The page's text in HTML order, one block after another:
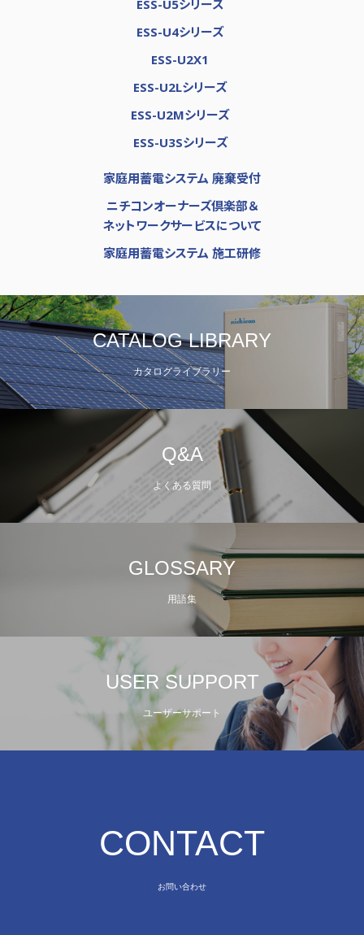
ESS-U5シリーズ
ESS-U4シリーズ
ESS-U2X1
ESS-U2Lシリーズ
ESS-U2Mシリーズ
ESS-U3Sシリーズ
家庭用蓄電システム 廃棄受付
ニチコンオーナーズ倶楽部＆
ネットワークサービスについて
家庭用蓄電システム 施工研修
CATALOG LIBRARY
カタログライブラリー
Q&A
よくある質問
GLOSSARY
用語集
USER SUPPORT
ユーザーサポート
CONTACT
お問い合わせ